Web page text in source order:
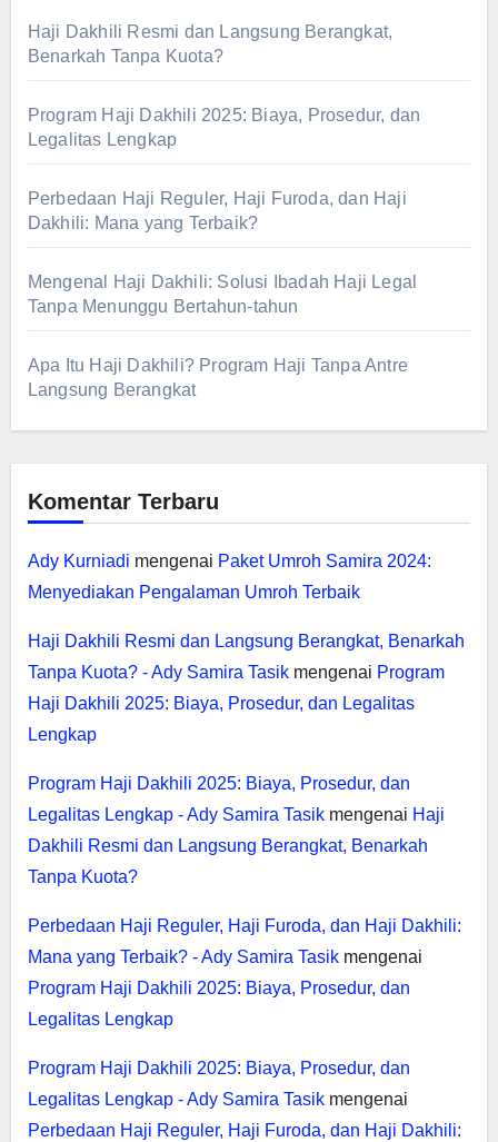
Haji Dakhili Resmi dan Langsung Berangkat,
Benarkah Tanpa Kuota?
Program Haji Dakhili 2025: Biaya, Prosedur, dan
Legalitas Lengkap
Perbedaan Haji Reguler, Haji Furoda, dan Haji
Dakhili: Mana yang Terbaik?
Mengenal Haji Dakhili: Solusi Ibadah Haji Legal
Tanpa Menunggu Bertahun-tahun
Apa Itu Haji Dakhili? Program Haji Tanpa Antre
Langsung Berangkat
Komentar Terbaru
Ady Kurniadi mengenai Paket Umroh Samira 2024:
Menyediakan Pengalaman Umroh Terbaik
Haji Dakhili Resmi dan Langsung Berangkat, Benarkah
Tanpa Kuota? - Ady Samira Tasikmengenai Program
Haji Dakhili 2025: Biaya, Prosedur, dan Legalitas
Lengkap
Program Haji Dakhili 2025: Biaya, Prosedur, dan
Legalitas Lengkap - Ady Samira Tasikmengenai Haji
Dakhili Resmi dan Langsung Berangkat, Benarkah
Tanpa Kuota?
Perbedaan Haji Reguler, Haji Furoda, dan Haji Dakhili:
Mana yang Terbaik? - Ady Samira Tasikmengenai
Program Haji Dakhili 2025: Biaya, Prosedur, dan
Legalitas Lengkap
Program Haji Dakhili 2025: Biaya, Prosedur, dan
Legalitas Lengkap - Ady Samira Tasikmengenai
Perbedaan Haji Reguler, Haji Furoda, dan Haji Dakhili: